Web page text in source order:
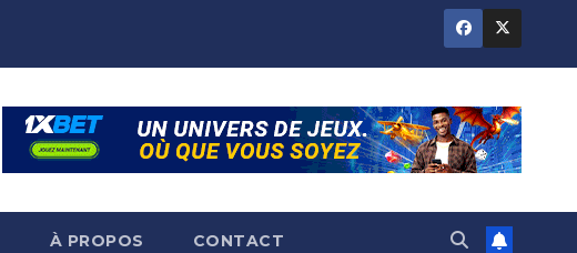
À PROPOS CONTACT